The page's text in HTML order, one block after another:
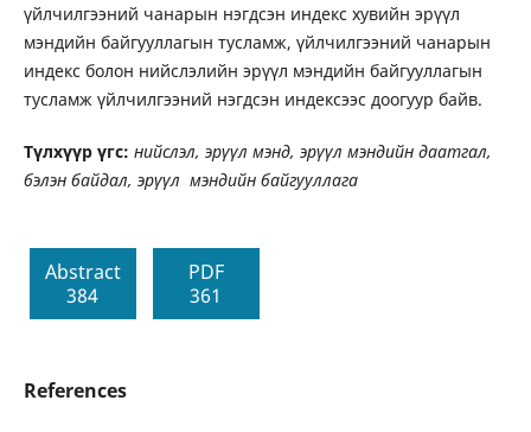
үйлчилгээний чанарын нэгдсэн индекс хувийн эрүүл
мэндийн байгууллагын тусламж, үйлчилгээний чанарын
индекс болон нийслэлийн эрүүл мэндийн байгууллагын
тусламж үйлчилгээний нэгдсэн индексээс доогуур байв.
Tүлхүүр үгс: нийслэл, эрүүл мэнд, эрүүл мэндийн даатгал,
бэлэн байдал, эрүүл мэндийн байгууллага
Abstract
384
PDF
361
References